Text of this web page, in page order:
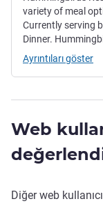
variety of meal
Currently serving
Dinner.
Ayrıntıları göster
Web
Diğer web